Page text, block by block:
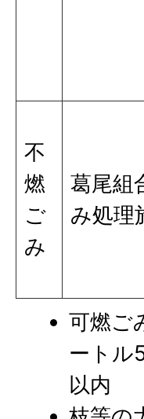
不
燃
ご
み
葛尾組
み処理
可燃ご
ートル
以内